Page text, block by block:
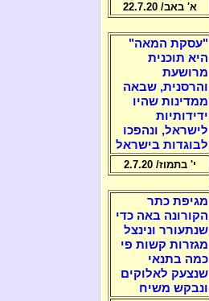
א' באב/ 22.7.20
"עסקת המאה"
היא תוכנית
מרושעת
והרסנית, שבאה
ממדינות שהיו
ידידותיות
לישראל, ונהפכו
לבוגדות בישראל
י' בתמוז/ 2.7.20
מגיפת כתר
הקורונה באה כדי
שנתעורר ונינצל
מגזרות קשות פי
כמה בתנאי
שנצעק לאלוקים
ונבקש משיח